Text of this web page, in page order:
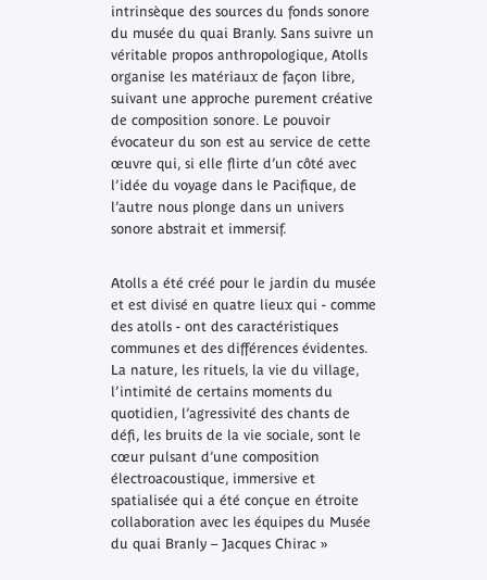
intrinsèque des sources du fonds sonore
du musée du quai Branly. Sans suivre un
véritable propos anthropologique, Atolls
organise les matériaux de façon libre,
suivant une approche purement créative
de composition sonore. Le pouvoir
évocateur du son est au service de cette
œuvre qui, si elle flirte d’un côté avec
l’idée du voyage dans le Pacifique, de
l’autre nous plonge dans un univers
sonore abstrait et immersif.
Atolls a été créé pour le jardin du musée
et est divisé en quatre lieux qui - comme
des atolls - ont des caractéristiques
communes et des différences évidentes.
La nature, les rituels, la vie du village,
l’intimité de certains moments du
quotidien, l’agressivité des chants de
défi, les bruits de la vie sociale, sont le
cœur pulsant d’une composition
électroacoustique, immersive et
spatialisée qui a été conçue en étroite
collaboration avec les équipes du Musée
du quai Branly – Jacques Chirac »